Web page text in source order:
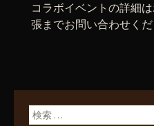
コラボイベントの詳細
張までお問い合わせくだ
検索: